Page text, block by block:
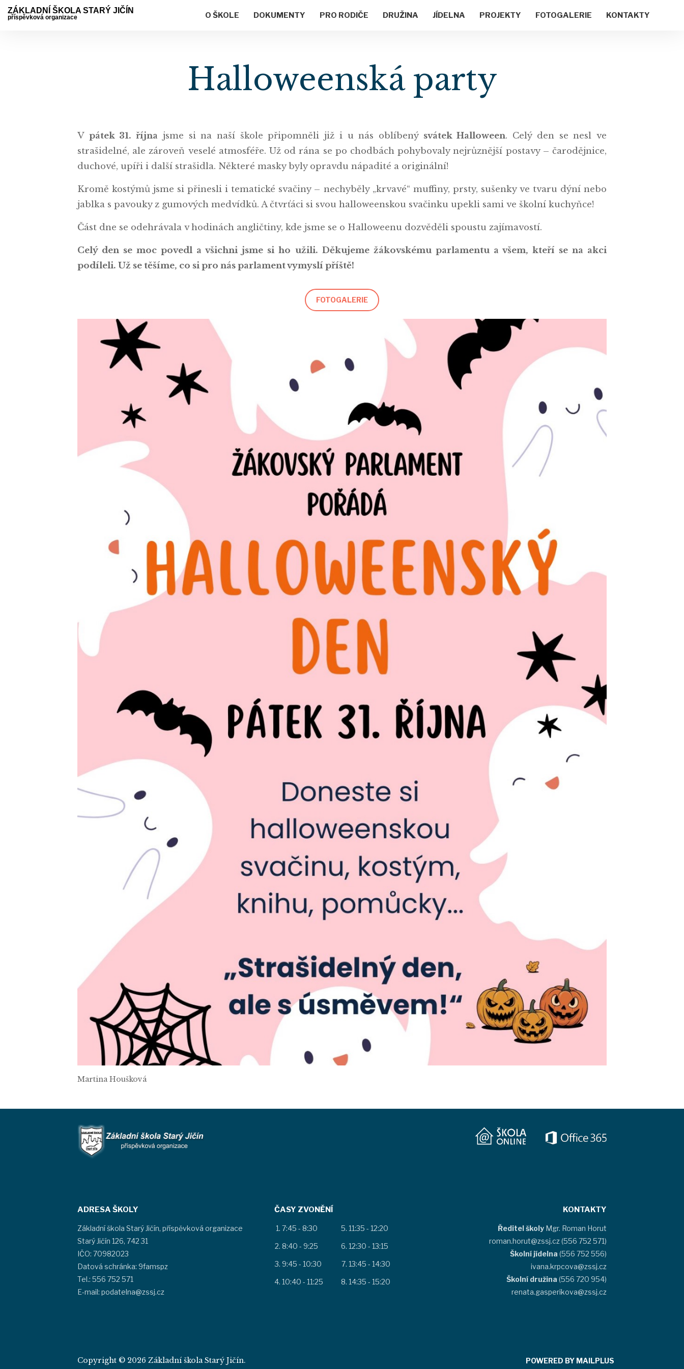
ZÁKLADNÍ ŠKOLA STARÝ JIČÍN
příspěvková organizace O ŠKOLE DOKUMENTY PRO RODIČE DRUŽINA JÍDELNA PROJEKTY FOTOGALERIE KONTAKTY
Halloweenská party
V pátek 31. října jsme si na naší škole připomněli již i u nás oblíbený svátek Halloween. Celý den se nesl ve
strašidelné, ale zároveň veselé atmosféře. Už od rána se po chodbách pohybovaly nejrůznější postavy – čarodějnice,
duchové, upíři i další strašidla. Některé masky byly opravdu nápadité a originální!
Kromě kostýmů jsme si přinesli i tematické svačiny – nechyběly „krvavé“ muffiny, prsty, sušenky ve tvaru dýní nebo
jablka s pavouky z gumových medvídků. A čtvrťáci si svou halloweenskou svačinku upekli sami ve školní kuchyňce!
Část dne se odehrávala v hodinách angličtiny, kde jsme se o Halloweenu dozvěděli spoustu zajímavostí.
Celý den se moc povedl a všichni jsme si ho užili. Děkujeme žákovskému parlamentu a všem, kteří se na akci
podíleli. Už se těšíme, co si pro nás parlament vymyslí příště!
FOTOGALERIE
Martina Houšková
ADRESA ŠKOLY
Základní škola Starý Jičín, příspěvková organizace
Starý Jičín 126, 742 31
IČO: 70982023
Datová schránka: 9famspz
Tel.: 556 752 571
E-mail: podatelna@zssj.cz
ČASY ZVONĚNÍ
7:45 - 8:30
8:40 - 9:25
9:45 - 10:30
10:40 - 11:25
11:35 - 12:20
12:30 - 13:15
13:45 - 14:30
14:35 - 15:20
KONTAKTY
Ředitel školy Mgr. Roman Horut
roman.horut@zssj.cz (556 752 571)
Školní jídelna (556 752 556)
ivana.krpcova@zssj.cz
Školní družina (556 720 954)
renata.gasperikova@zssj.cz
Copyright © 2026 Základní škola Starý Jičín. POWERED BY MAILPLUS